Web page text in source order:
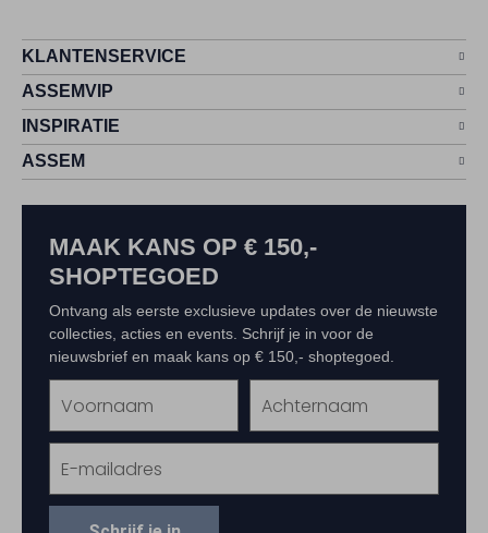
KLANTENSERVICE
ASSEMVIP
INSPIRATIE
ASSEM
MAAK KANS OP € 150,-
SHOPTEGOED
Ontvang als eerste exclusieve updates over de nieuwste
collecties, acties en events. Schrijf je in voor de
nieuwsbrief en maak kans op € 150,- shoptegoed.